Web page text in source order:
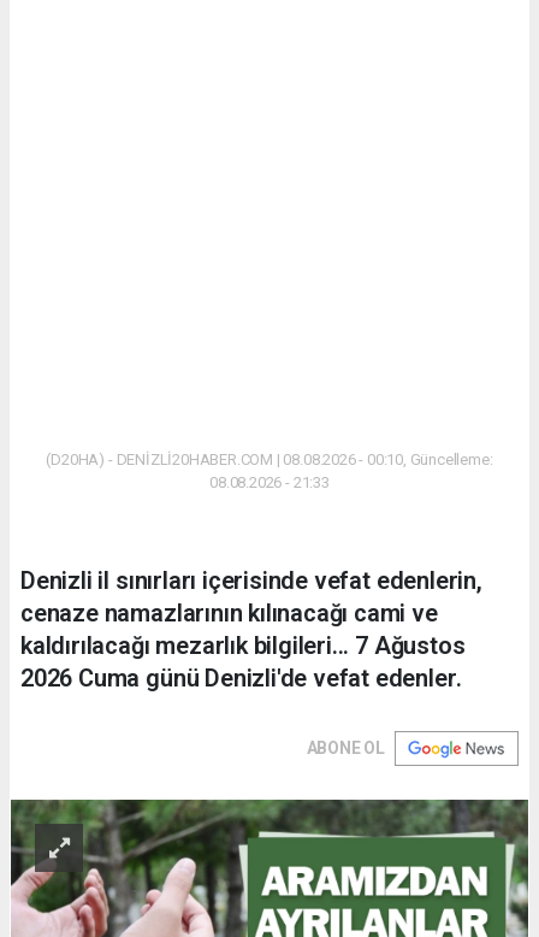
(D20HA) - DENİZLİ20HABER.COM | 08.08.2026 - 00:10, Güncelleme:
08.08.2026 - 21:33
Denizli il sınırları içerisinde vefat edenlerin,
cenaze namazlarının kılınacağı cami ve
kaldırılacağı mezarlık bilgileri... 7 Ağustos
2026 Cuma günü Denizli'de vefat edenler.
ABONE OL